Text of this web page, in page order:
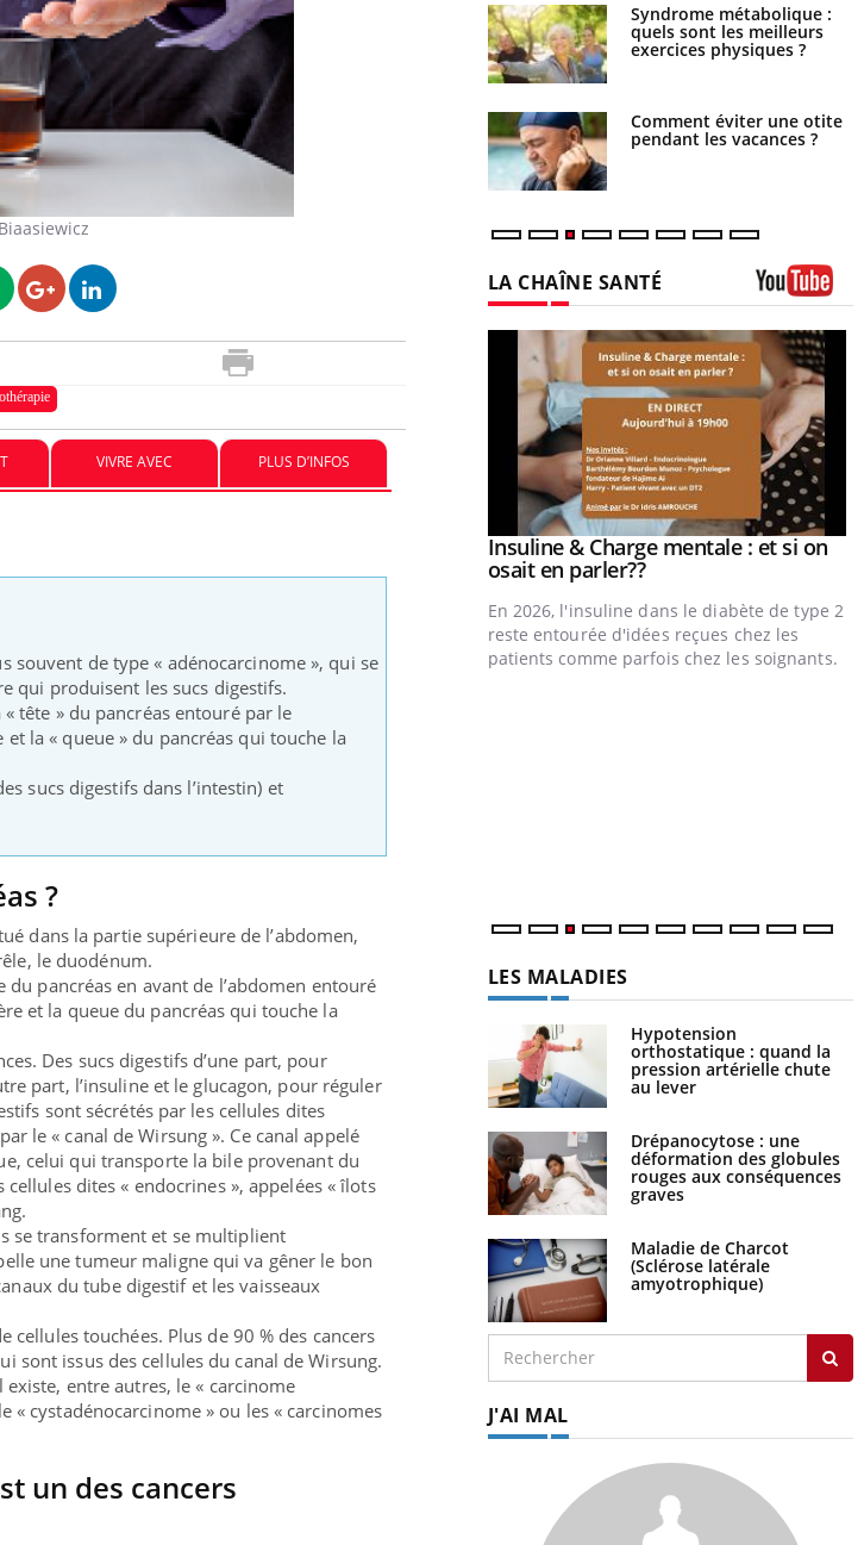
VIVRE AVEC PLUS D’INFOS
souvent de type « adénocarcinome », qui se
qui produisent les sucs digestifs.
tête » du pancréas entouré par le
la « queue » du pancréas qui touche la
sucs digestifs dans l’intestin) et
?
dans la partie supérieure de l’abdomen,
le duodénum.
pancréas en avant de l’abdomen entouré
et la queue du pancréas qui touche la
Des sucs digestifs d’une part, pour
part, l’insuline et le glucagon, pour réguler
sont sécrétés par les cellules dites
le « canal de Wirsung ». Ce canal appelé
celui qui transporte la bile provenant du
dites « endocrines », appelées « îlots
se transforment et se multiplient
une tumeur maligne qui va gêner le bon
du tube digestif et les vaisseaux
touchées. Plus de 90 % des cancers
sont issus des cellules du canal de Wirsung.
entre autres, le « carcinome
cystadénocarcinome » ou les « carcinomes
un des cancers
:
d’une
pouvaient
sans
Les troubles du sommeil
modifient votre cerveau !
très empathique ?
Syndrome métabolique :
quels sont les meilleurs
exercices physiques ?
Comment éviter une otite
pendant les vacances ?
LA CHAÎNE SANTÉ
:
à aborder...
questions
montrer ...
prévenir
carence en fer sont multiples ce qui la rend
...
Youtube
Insuline & Charge mentale : et si on
osait en parler??Youtube
En 2026, l'insuline dans le diabète de type 2
reste entourée d'idées reçues chez les
patients comme parfois chez les soignants.
LES MALADIES
Hypotension
orthostatique : quand la
pression artérielle chute
au lever
Drépanocytose : une
déformation des globules
rouges aux conséquences
graves
Maladie de Charcot
(Sclérose latérale
amyotrophique)
J'AI MAL